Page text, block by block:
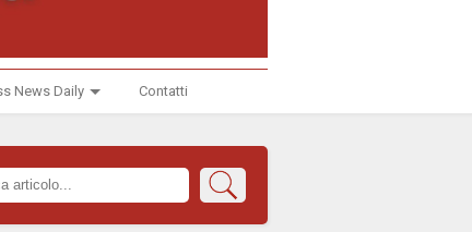
News Daily Contatti